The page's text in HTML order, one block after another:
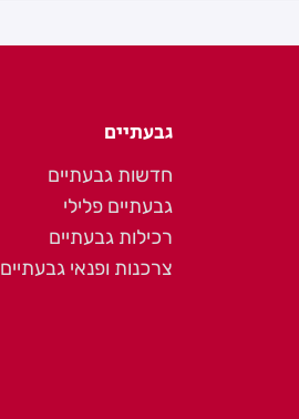
גבעתיים
חדשות גבעתיים
גבעתיים פלילי
רכילות גבעתיים
צרכנות ופנאי גבעתיים